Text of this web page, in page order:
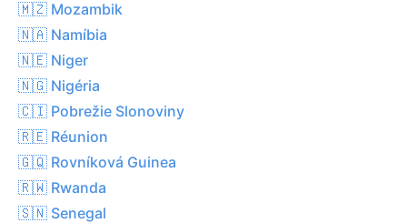
🇲🇿 Mozambik
🇳🇦 Namíbia
🇳🇪 Niger
🇳🇬 Nigéria
🇨🇮 Pobrežie Slonoviny
🇷🇪 Réunion
🇬🇶 Rovníková Guinea
🇷🇼 Rwanda
🇸🇳 Senegal